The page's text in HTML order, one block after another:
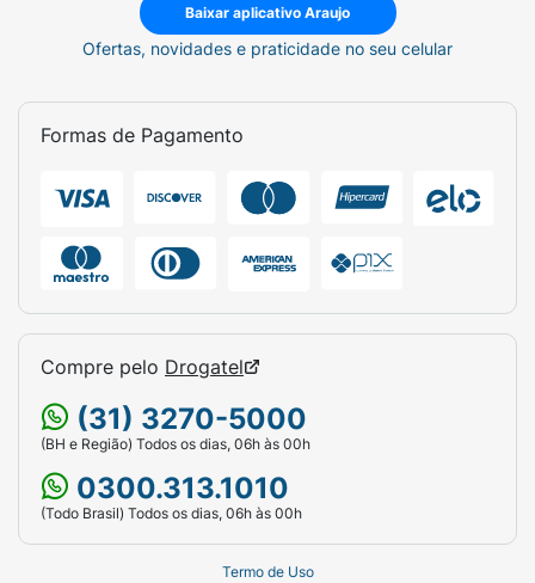
Baixar aplicativo Araujo
Ofertas, novidades e praticidade no seu celular
Formas de Pagamento
Compre pelo Drogatel
(31) 3270-5000
(BH e Região) Todos os dias, 06h às 00h
0300.313.1010
(Todo Brasil) Todos os dias, 06h às 00h
Termo de Uso